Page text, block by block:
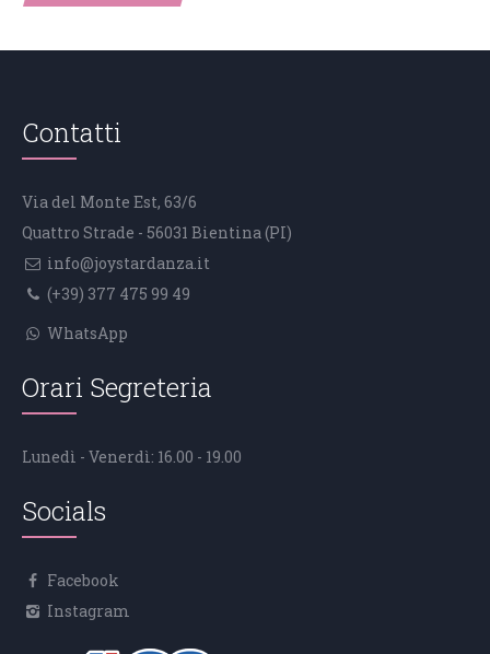
Contatti
Via del Monte Est, 63/6
Quattro Strade - 56031 Bientina (PI)
info@joystardanza.it
(+39) 377 475 99 49
WhatsApp
Orari Segreteria
Lunedì - Venerdì: 16.00 - 19.00
Socials
Facebook
Instagram